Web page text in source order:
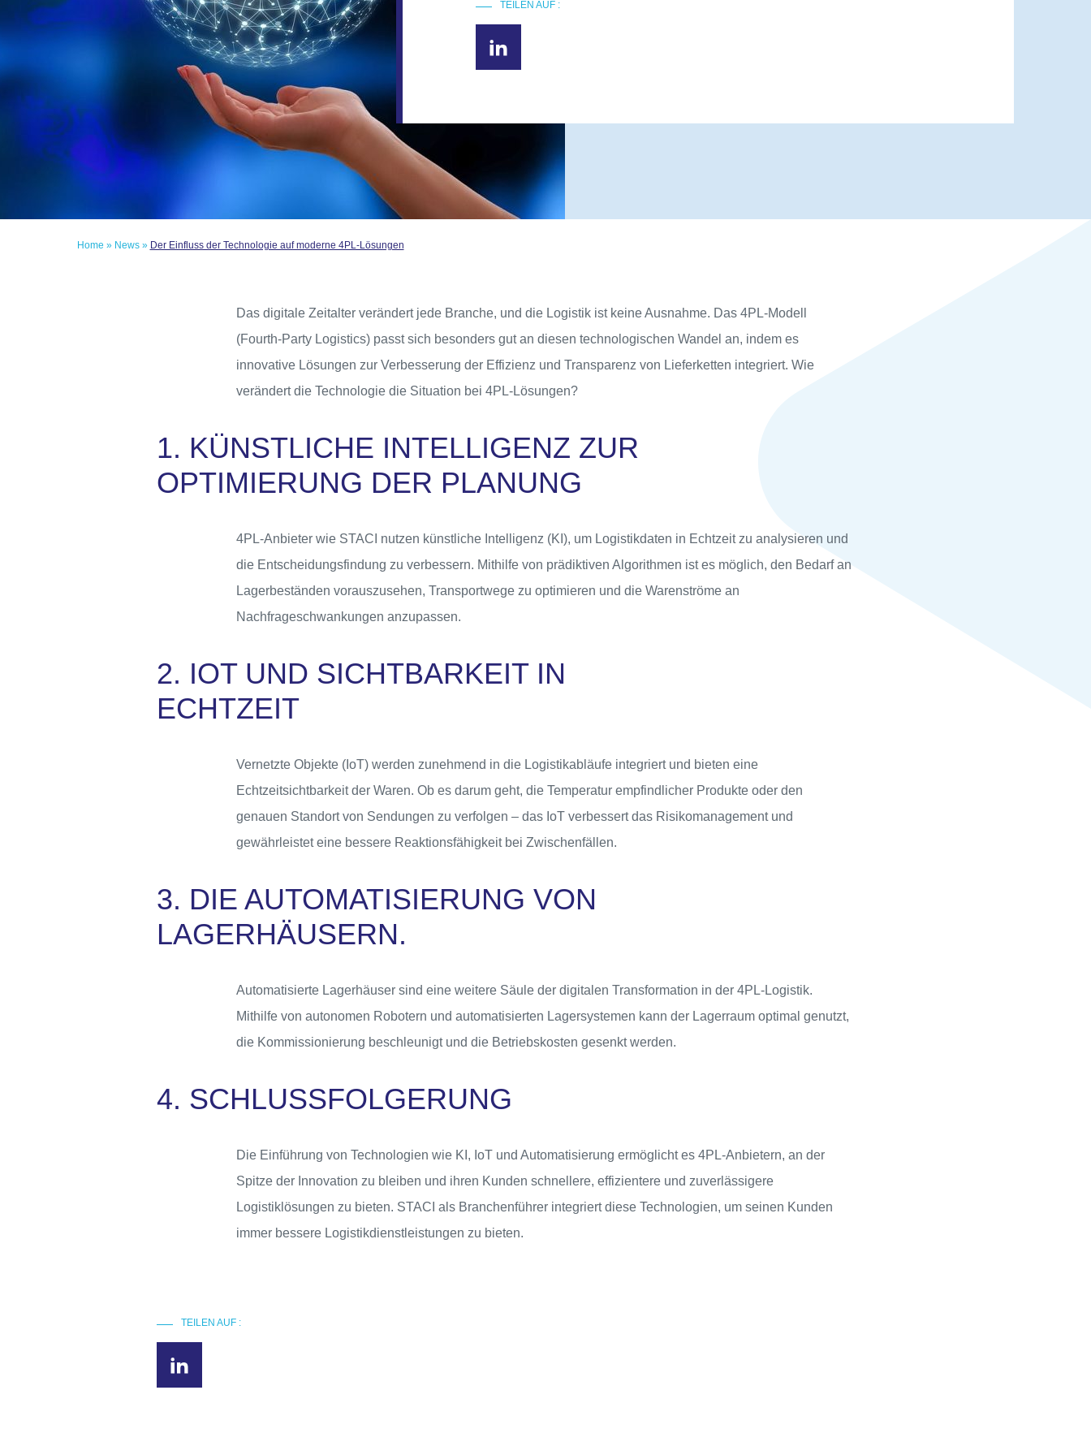
TEILEN AUF :
Home » News» Der Einfluss der Technologie auf moderne 4PL-Lösungen
Das digitale Zeitalter verändert jede Branche, und die Logistik ist keine Ausnahme. Das 4PL-Modell
(Fourth-Party Logistics) passt sich besonders gut an diesen technologischen Wandel an, indem es
innovative Lösungen zur Verbesserung der Effizienz und Transparenz von Lieferketten integriert. Wie
verändert die Technologie die Situation bei 4PL-Lösungen?
1. KÜNSTLICHE INTELLIGENZ ZUR
OPTIMIERUNG DER PLANUNG
4PL-Anbieter wie STACI nutzen künstliche Intelligenz (KI), um Logistikdaten in Echtzeit zu analysieren und
die Entscheidungsfindung zu verbessern. Mithilfe von prädiktiven Algorithmen ist es möglich, den Bedarf an
Lagerbeständen vorauszusehen, Transportwege zu optimieren und die Warenströme an
Nachfrageschwankungen anzupassen.
2. IOT UND SICHTBARKEIT IN
ECHTZEIT
Vernetzte Objekte (IoT) werden zunehmend in die Logistikabläufe integriert und bieten eine
Echtzeitsichtbarkeit der Waren. Ob es darum geht, die Temperatur empfindlicher Produkte oder den
genauen Standort von Sendungen zu verfolgen – das IoT verbessert das Risikomanagement und
gewährleistet eine bessere Reaktionsfähigkeit bei Zwischenfällen.
3. DIE AUTOMATISIERUNG VON
LAGERHÄUSERN.
Automatisierte Lagerhäuser sind eine weitere Säule der digitalen Transformation in der 4PL-Logistik.
Mithilfe von autonomen Robotern und automatisierten Lagersystemen kann der Lagerraum optimal genutzt,
die Kommissionierung beschleunigt und die Betriebskosten gesenkt werden.
4. SCHLUSSFOLGERUNG
Die Einführung von Technologien wie KI, IoT und Automatisierung ermöglicht es 4PL-Anbietern, an der
Spitze der Innovation zu bleiben und ihren Kunden schnellere, effizientere und zuverlässigere
Logistiklösungen zu bieten. STACI als Branchenführer integriert diese Technologien, um seinen Kunden
immer bessere Logistikdienstleistungen zu bieten.
TEILEN AUF :